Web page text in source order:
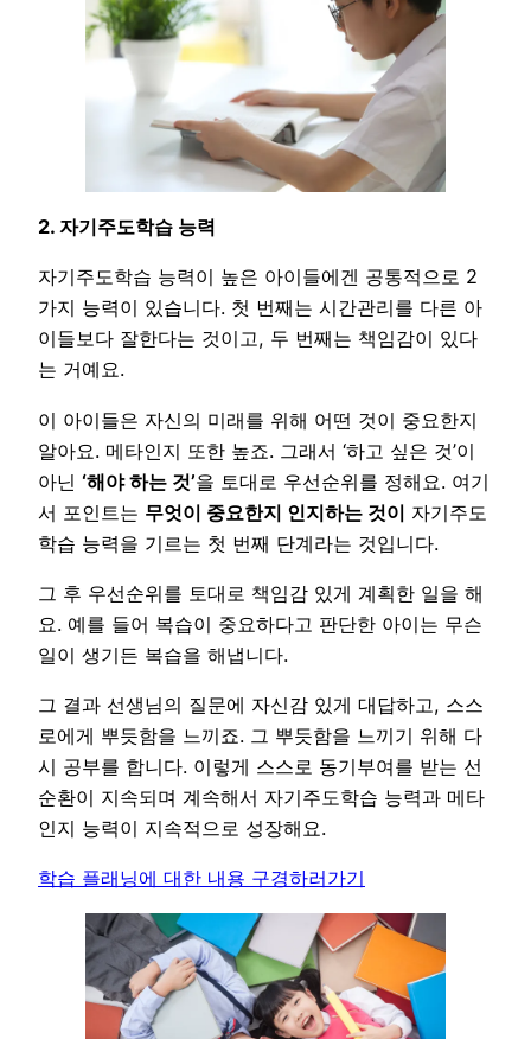
2. 자기주도학습 능력
자기주도학습 능력이 높은 아이들에겐 공통적으로 2
가지 능력이 있습니다. 첫 번째는 시간관리를 다른 아
이들보다 잘한다는 것이고, 두 번째는 책임감이 있다
는 거예요.
이 아이들은 자신의 미래를 위해 어떤 것이 중요한지
알아요. 메타인지 또한 높죠. 그래서 ‘하고 싶은 것’이
아닌 ‘해야 하는 것’을 토대로 우선순위를 정해요. 여기
서 포인트는 무엇이 중요한지 인지하는 것이 자기주도
학습 능력을 기르는 첫 번째 단계라는 것입니다.
그 후 우선순위를 토대로 책임감 있게 계획한 일을 해
요. 예를 들어 복습이 중요하다고 판단한 아이는 무슨
일이 생기든 복습을 해냅니다.
그 결과 선생님의 질문에 자신감 있게 대답하고, 스스
로에게 뿌듯함을 느끼죠. 그 뿌듯함을 느끼기 위해 다
시 공부를 합니다. 이렇게 스스로 동기부여를 받는 선
순환이 지속되며 계속해서 자기주도학습 능력과 메타
인지 능력이 지속적으로 성장해요.
학습 플래닝에 대한 내용 구경하러가기